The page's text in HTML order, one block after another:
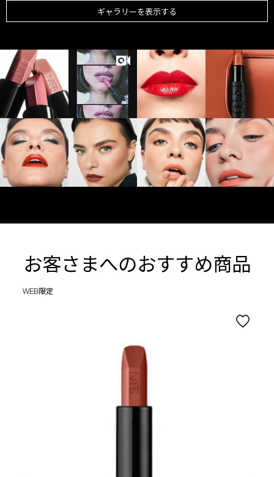
ギャラリーを表示する
お客さまへのおすすめ商品
WEB限定